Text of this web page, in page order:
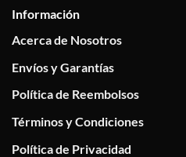
Información
Acerca de Nosotros
Envíos y Garantías
Política de Reembolsos
Términos y Condiciones
Política de Privacidad